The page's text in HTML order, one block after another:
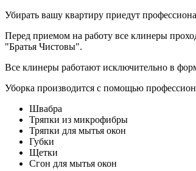
Убирать вашу квартиру приедут
Перед приемом на работу все клинеры
"Братья Чистовы".
Все клинеры работают исключительно в
Уборка производится с помощью
Швабра
Тряпки из микрофибры
Тряпки для мытья окон
Губки
Щетки
Сгон для мытья окон